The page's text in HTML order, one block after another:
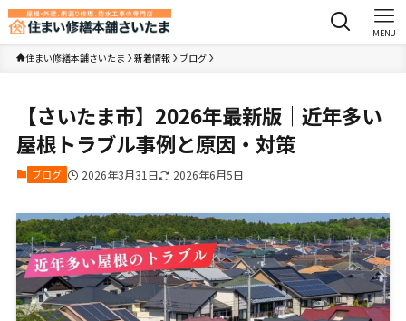
MENU
住まい修繕本舗さいたま 新着情報 ブログ
【さいたま市】2026年最新版｜近年多い
屋根トラブル事例と原因・対策
ブログ 2026年3月31日 2026年6月5日